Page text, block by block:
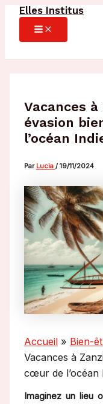
Aller
contenu
Elles Institus
MAIN
MENU
Vacances
évasion
l’océan
Par Lucia / 19/11/2024
Accueil
Bien-
Vacances à
cœur de l’océan
Imaginez un lieu